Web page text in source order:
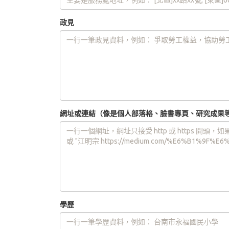
政見
網址或連結（像是個人部落格、臉書專頁、研究成果
學歷